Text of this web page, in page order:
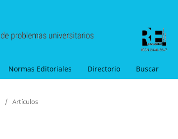
Normas Editoriales Directorio Buscar
/ Artículos